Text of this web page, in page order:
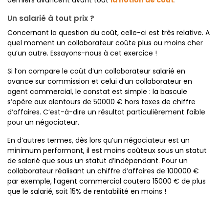
Un salarié à tout prix ?
Concernant la question du coût, celle-ci est très relative. A
quel moment un collaborateur coûte plus ou moins cher
qu’un autre. Essayons-nous à cet exercice !
Si l’on compare le coût d’un collaborateur salarié en
avance sur commission et celui d’un collaborateur en
agent commercial, le constat est simple : la bascule
s’opère aux alentours de 50000 € hors taxes de chiffre
d’affaires. C’est-à-dire un résultat particulièrement faible
pour un négociateur.
En d’autres termes, dès lors qu’un négociateur est un
minimum performant, il est moins coûteux sous un statut
de salarié que sous un statut d’indépendant. Pour un
collaborateur réalisant un chiffre d’affaires de 100000 €
par exemple, l’agent commercial coutera 15000 € de plus
que le salarié, soit 15% de rentabilité en moins !